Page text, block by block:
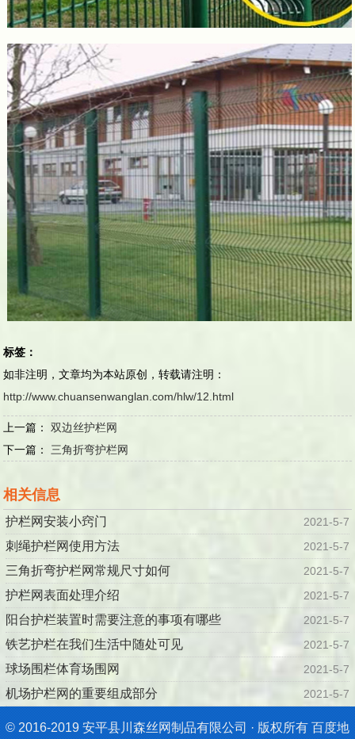
标签：
如非注明，文章均为本站原创，转载请注明：
http://www.chuansenwanglan.com/hlw/12.html
上一篇：双边丝护栏网
下一篇：三角折弯护栏网
相关信息
护栏网安装小窍门 2021-5-7
刺绳护栏网使用方法 2021-5-7
三角折弯护栏网常规尺寸如何 2021-5-7
护栏网表面处理介绍 2021-5-7
阳台护栏装置时需要注意的事项有哪些 2021-5-7
铁艺护栏在我们生活中随处可见 2021-5-7
球场围栏体育场围网 2021-5-7
机场护栏网的重要组成部分 2021-5-7
© 2016-2019 安平县川森丝网制品有限公司 · 版权所有百度地